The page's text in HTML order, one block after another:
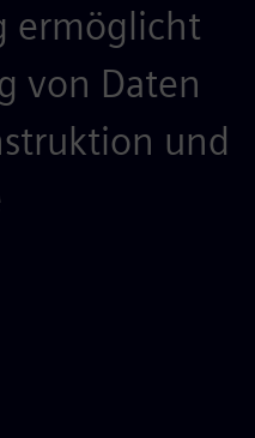
ermöglicht
von Daten
und